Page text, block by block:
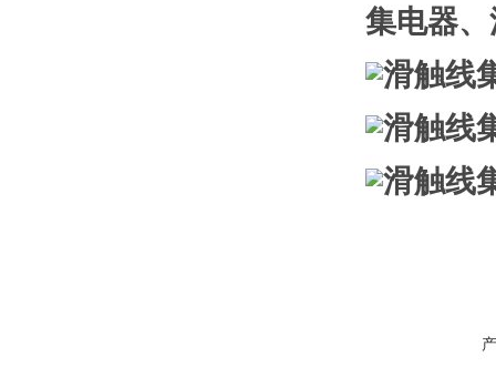
集电器